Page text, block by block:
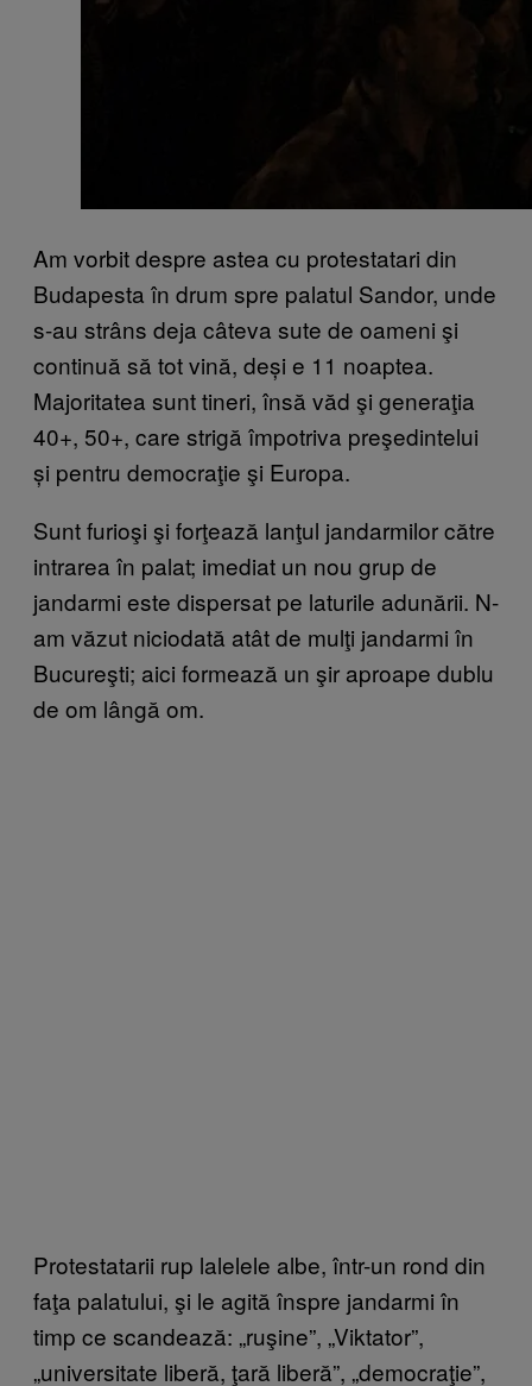
Am vorbit despre astea cu protestatari din
Budapesta în drum spre palatul Sandor, unde
s-au strâns deja câteva sute de oameni şi
continuă să tot vină, deși e 11 noaptea.
Majoritatea sunt tineri, însă văd şi generaţia
40+, 50+, care strigă împotriva preşedintelui
și pentru democraţie şi Europa.
Sunt furioşi şi forţează lanţul jandarmilor către
intrarea în palat; imediat un nou grup de
jandarmi este dispersat pe laturile adunării. N-
am văzut niciodată atât de mulţi jandarmi în
Bucureşti; aici formează un şir aproape dublu
de om lângă om.
Protestatarii rup lalelele albe, într-un rond din
faţa palatului, şi le agită înspre jandarmi în
timp ce scandează: „ruşine”, „Viktator”,
„universitate liberă, ţară liberă”, „democraţie”,